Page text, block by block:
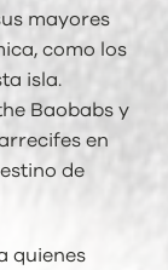
mayores
como los
isla.
Baobabs y
en
de
quienes